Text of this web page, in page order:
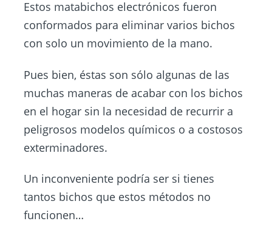
Estos matabichos electrónicos fueron
conformados para eliminar varios bichos
con solo un movimiento de la mano.
Pues bien, éstas son sólo algunas de las
muchas maneras de acabar con los bichos
en el hogar sin la necesidad de recurrir a
peligrosos modelos químicos o a costosos
exterminadores.
Un inconveniente podría ser si tienes
tantos bichos que estos métodos no
funcionen…